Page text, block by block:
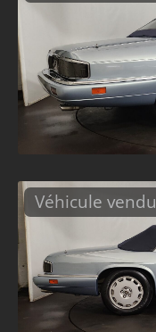
Véhicule vendu